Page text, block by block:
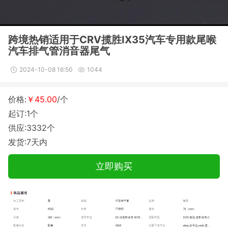
跨境热销适用于CRV揽胜IX35汽车专用款尾喉
汽车排气管消音器尾气
2024-10-08 16:50 1044
价格: ￥45.00/个
起订:1个
供应:3332个
发货:7天内
立即购买